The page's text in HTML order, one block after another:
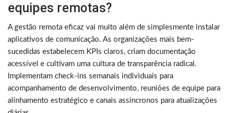
equipes remotas?
A gestão remota eficaz vai muito além de simplesmente instalar
aplicativos de comunicação. As organizações mais bem-
sucedidas estabelecem KPIs claros, criam documentação
acessível e cultivam uma cultura de transparência radical.
Implementam check-ins semanais individuais para
acompanhamento de desenvolvimento, reuniões de equipe para
alinhamento estratégico e canais assíncronos para atualizações